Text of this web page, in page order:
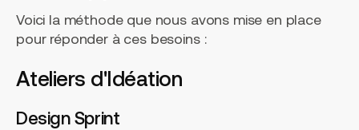
Voici la méthode que nous avons mise en place
pour réponder à ces besoins :
Ateliers d'Idéation
Design Sprint